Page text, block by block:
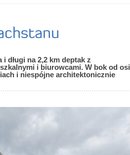
długi na 2,2 km deptak z
i biurowcami. W bok od osi
i niespójne architektonicznie